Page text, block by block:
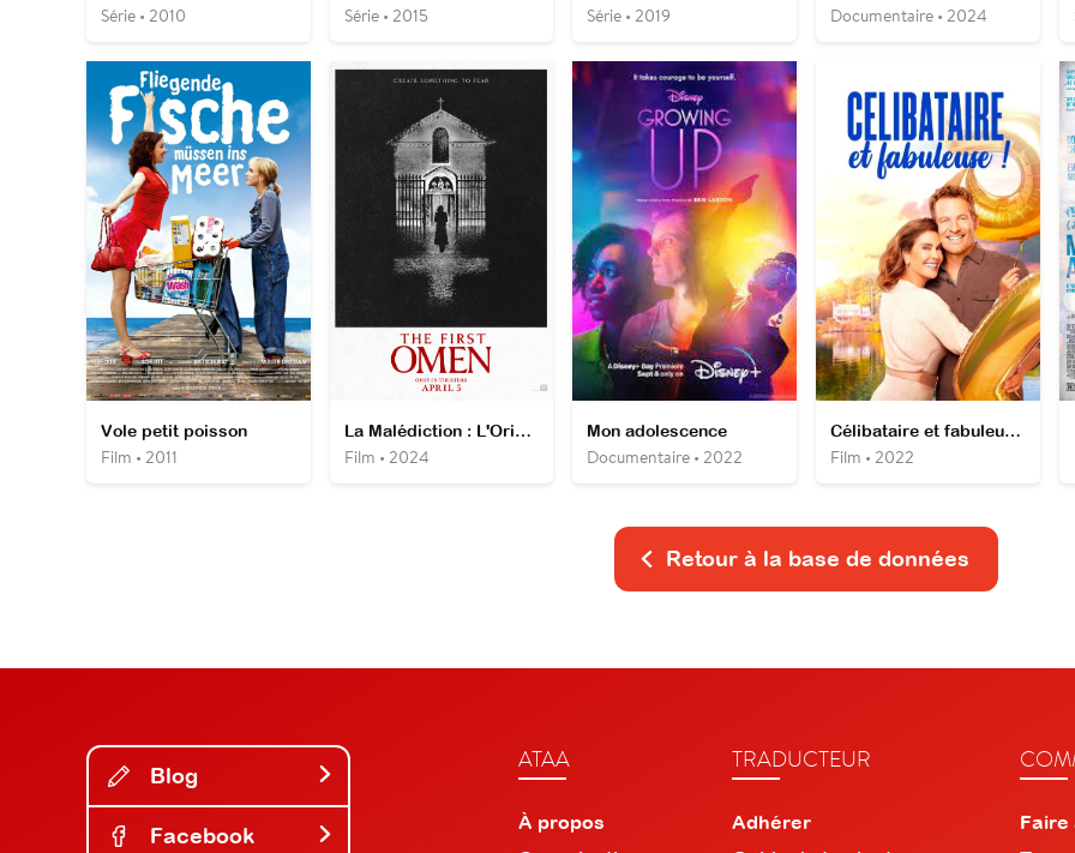
Série • 2010 Série • 2015 Série • 2019 Documentaire • 2024
Vole petit poisson
Film • 2011
La Malédiction : L'Origine
Film • 2024
Mon adolescence
Documentaire • 2022
Célibataire et fabuleuse !
Film • 2022
Retour à la base de données
Blog
Facebook
ATAA
À propos
TRADUCTEUR
Adhérer